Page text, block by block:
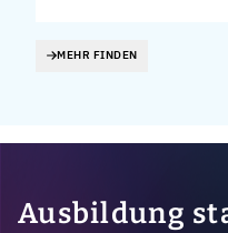
MEHR FINDEN
Ausbildung